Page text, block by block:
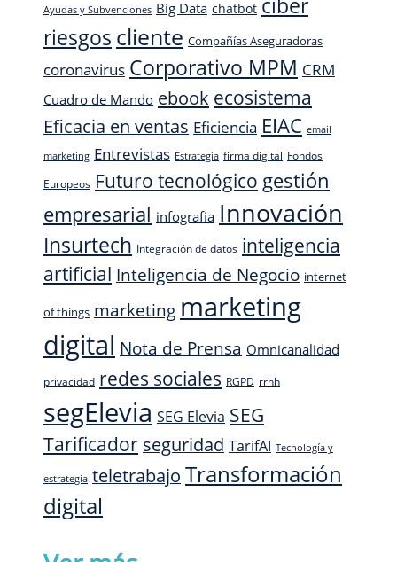
Ayudas y Subvenciones Big Data chatbot
riesgos cliente Compañías Aseguradoras
coronavirus Corporativo MPM CRM
Cuadro de Mando ebook ecosistema
Eficacia en ventas Eficiencia EIAC email
marketing Entrevistas Estrategia firma digital Fondos
Europeos Futuro tecnológico gestión
empresarial infografia Innovación
Insurtech Integración de datos inteligencia
artificial Inteligencia de Negocio internet
of things marketing marketing
digital Nota de Prensa Omnicanalidad
privacidad redes sociales RGPD rrhh
segElevia SEG Elevia SEG
Tarificador seguridad TarifAI Tecnología y
estrategia teletrabajo Transformación
digital